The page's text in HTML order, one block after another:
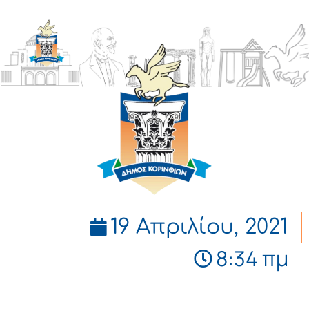
ΔΗΜΟΣ
ΚΟΡΙΝΘΙΩΝ
19 Απριλίου, 2021
8:34 πμ